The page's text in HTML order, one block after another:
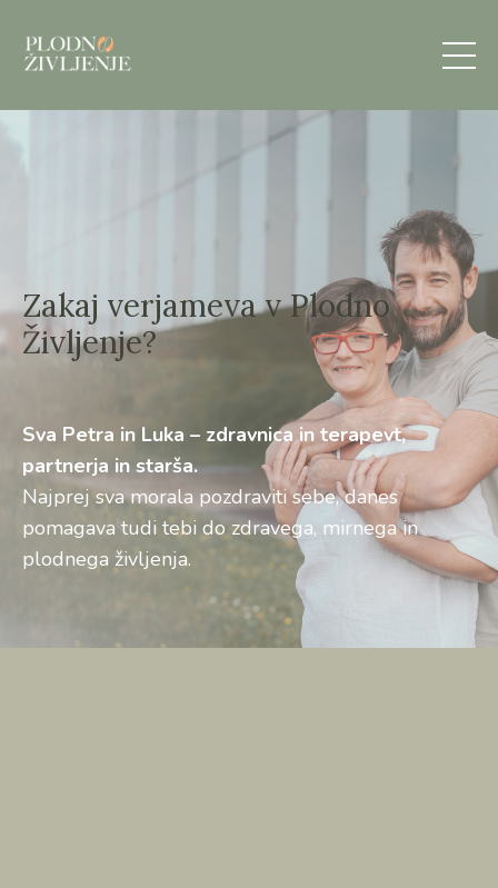
Zakaj verjameva v Plodno
Življenje?
Sva Petra in Luka – zdravnica in terapevt,
partnerja in starša.
Najprej sva morala pozdraviti sebe, danes
pomagava tudi tebi do zdravega, mirnega in
plodnega življenja.